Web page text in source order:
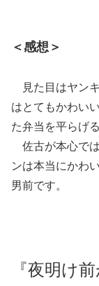
＜感想＞
見た目はヤン
はとてもかわい
た弁当を平らげ
佐古が本心で
ンは本当にかわ
男前です。
『夜明け